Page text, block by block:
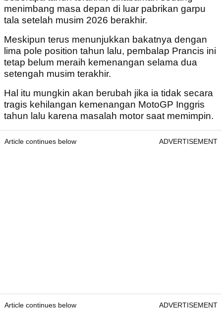
menimbang masa depan di luar pabrikan garpu
tala setelah musim 2026 berakhir.
Meskipun terus menunjukkan bakatnya dengan
lima pole position tahun lalu, pembalap Prancis ini
tetap belum meraih kemenangan selama dua
setengah musim terakhir.
Hal itu mungkin akan berubah jika ia tidak secara
tragis kehilangan kemenangan MotoGP Inggris
tahun lalu karena masalah motor saat memimpin.
Article continues below ADVERTISEMENT
Article continues below ADVERTISEMENT